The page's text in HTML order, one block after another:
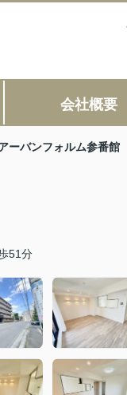
会社概要
ーバンフォルム参番館
51分